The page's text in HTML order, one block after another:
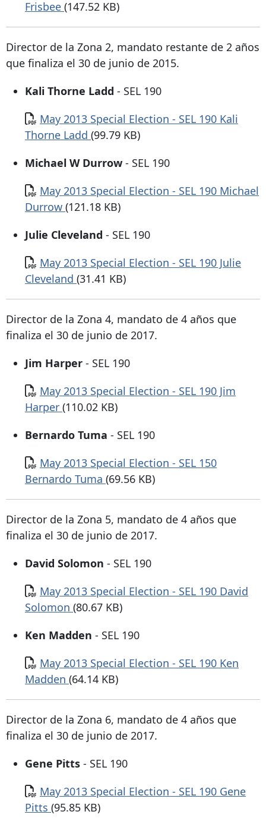
Frisbee (147.52 KB)
Director de la Zona 2, mandato restante de 2 años
que finaliza el 30 de junio de 2015.
Kali Thorne Ladd - SEL 190
Documento
May 2013 Special Election - SEL 190 Kali
Thorne Ladd (99.79 KB)
Michael W Durrow - SEL 190
Documento
May 2013 Special Election - SEL 190 Michael
Durrow (121.18 KB)
Julie Cleveland - SEL 190
Documento
May 2013 Special Election - SEL 190 Julie
Cleveland (31.41 KB)
Director de la Zona 4, mandato de 4 años que
finaliza el 30 de junio de 2017.
Jim Harper - SEL 190
Documento
May 2013 Special Election - SEL 190 Jim
Harper (110.02 KB)
Bernardo Tuma - SEL 190
Documento
May 2013 Special Election - SEL 150
Bernardo Tuma (69.56 KB)
Director de la Zona 5, mandato de 4 años que
finaliza el 30 de junio de 2017.
David Solomon - SEL 190
Documento
May 2013 Special Election - SEL 190 David
Solomon (80.67 KB)
Ken Madden - SEL 190
Documento
May 2013 Special Election - SEL 190 Ken
Madden (64.14 KB)
Director de la Zona 6, mandato de 4 años que
finaliza el 30 de junio de 2017.
Gene Pitts - SEL 190
Documento
May 2013 Special Election - SEL 190 Gene
Pitts (95.85 KB)